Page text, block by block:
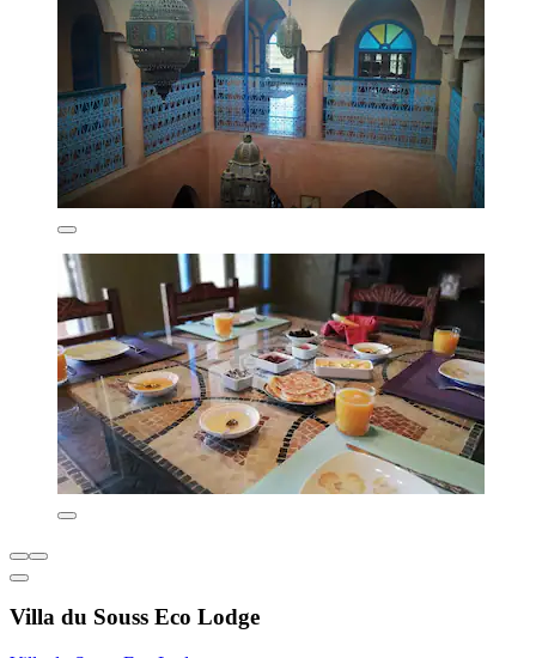
Villa du Souss Eco Lodge